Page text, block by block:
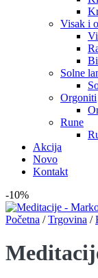
Visak i
Solne
Orgoniti
Rune
Akcija
Novo
Kontakt
-10%
Početna / Trgovina /